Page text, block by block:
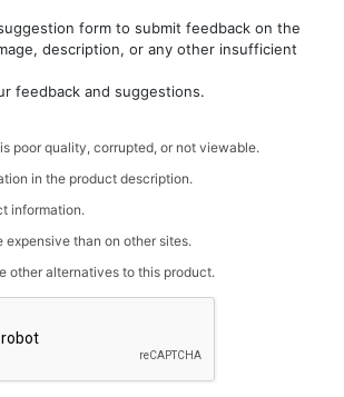
form to submit feedback on the
description, or any other insufficient
feedback and suggestions.
poor quality, corrupted, or not viewable.
in the product description.
information.
expensive than on other sites.
other alternatives to this product.